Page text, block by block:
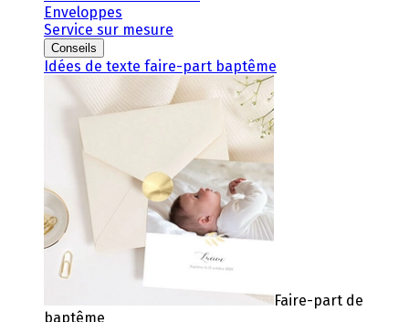
Enveloppes
Service sur mesure
Conseils
Idées de texte faire-part baptême
Faire-part de
baptême